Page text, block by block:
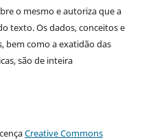
o mesmo e autoriza que a
texto. Os dados, conceitos e
bem como a exatidão das
são de inteira
Creative Commons